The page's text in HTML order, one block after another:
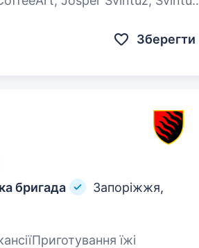
Зберегти
бригада
Запоріжжя,